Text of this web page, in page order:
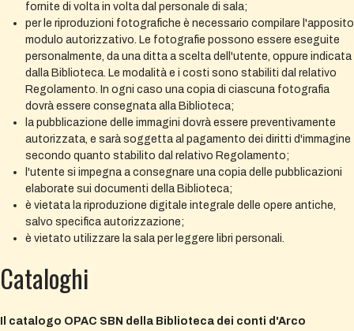
fornite di volta in volta dal personale di sala;
per le riproduzioni fotografiche è necessario compilare l'apposito
modulo autorizzativo. Le fotografie possono essere eseguite
personalmente, da una ditta a scelta dell'utente, oppure indicata
dalla Biblioteca. Le modalità e i costi sono stabiliti dal relativo
Regolamento. In ogni caso una copia di ciascuna fotografia
dovrà essere consegnata alla Biblioteca;
la pubblicazione delle immagini dovrà essere preventivamente
autorizzata, e sarà soggetta al pagamento dei diritti d'immagine
secondo quanto stabilito dal relativo Regolamento;
l'utente si impegna a consegnare una copia delle pubblicazioni
elaborate sui documenti della Biblioteca;
è vietata la riproduzione digitale integrale delle opere antiche,
salvo specifica autorizzazione;
è vietato utilizzare la sala per leggere libri personali.
Cataloghi
Il catalogo OPAC SBN della Biblioteca dei conti d'Arco